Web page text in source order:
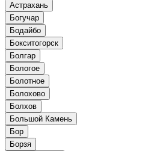
Астрахань
Богучар
Бодайбо
Бокситогорск
Болгар
Бологое
Болотное
Болохово
Болхов
Большой Камень
Бор
Борзя